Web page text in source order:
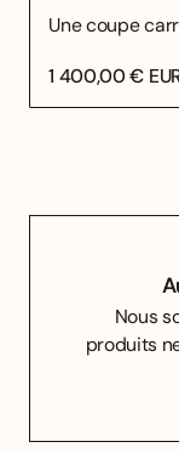
Une coupe
1 400,00 €
Nous
produits